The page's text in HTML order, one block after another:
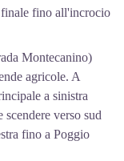
finale fino all'incrocio
Montecanino)
agricole. A
a sinistra
verso sud
fino a Poggio